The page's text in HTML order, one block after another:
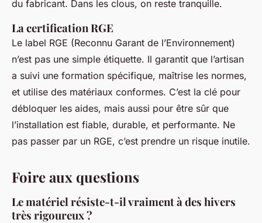
du fabricant. Dans les clous, on reste tranquille.
La certification RGE
Le label RGE (Reconnu Garant de l’Environnement)
n’est pas une simple étiquette. Il garantit que l’artisan
a suivi une formation spécifique, maîtrise les normes,
et utilise des matériaux conformes. C’est la clé pour
débloquer les aides, mais aussi pour être sûr que
l’installation est fiable, durable, et performante. Ne
pas passer par un RGE, c’est prendre un risque inutile.
Foire aux questions
Le matériel résiste-t-il vraiment à des hivers
très rigoureux ?